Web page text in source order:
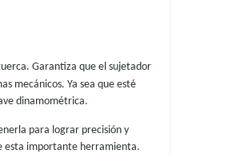
Garantiza que el sujetador
mecánicos. Ya sea que esté
dinamométrica.
para lograr precisión y
esta importante herramienta.